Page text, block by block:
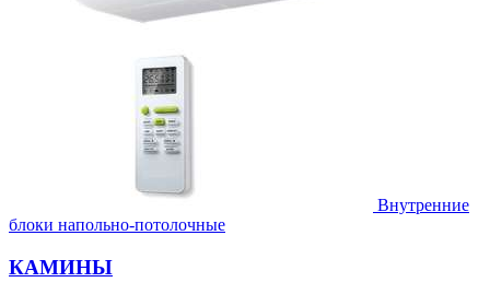
Внутренние
блоки напольно-потолочные
КАМИНЫ